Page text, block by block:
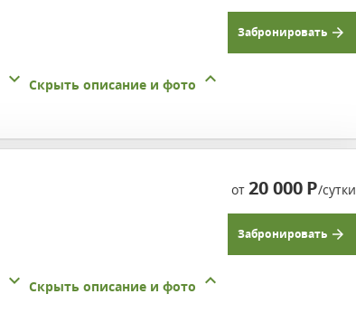
Забронировать
Скрыть описание и фото
от20 000Р/сутки
Забронировать
Скрыть описание и фото